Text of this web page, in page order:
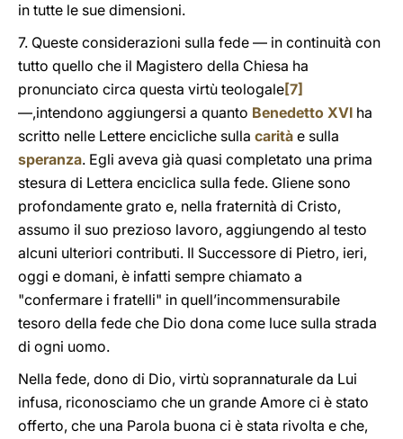
in tutte le sue dimensioni.
7. Queste considerazioni sulla fede — in continuità con
tutto quello che il Magistero della Chiesa ha
pronunciato circa questa virtù teologale[7]
—,intendono aggiungersi a quanto Benedetto XVI ha
scritto nelle Lettere encicliche sulla carità e sulla
speranza. Egli aveva già quasi completato una prima
stesura di Lettera enciclica sulla fede. Gliene sono
profondamente grato e, nella fraternità di Cristo,
assumo il suo prezioso lavoro, aggiungendo al testo
alcuni ulteriori contributi. Il Successore di Pietro, ieri,
oggi e domani, è infatti sempre chiamato a
"confermare i fratelli" in quell’incommensurabile
tesoro della fede che Dio dona come luce sulla strada
di ogni uomo.
Nella fede, dono di Dio, virtù soprannaturale da Lui
infusa, riconosciamo che un grande Amore ci è stato
offerto, che una Parola buona ci è stata rivolta e che,